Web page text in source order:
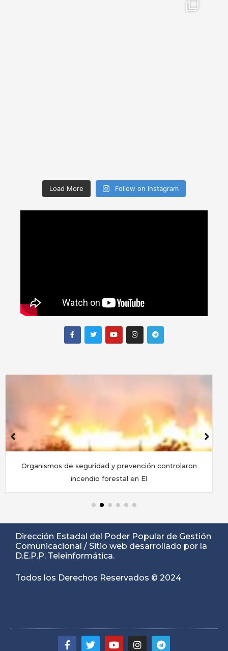
Load More Follow on Instagram
Organismos de seguridad y prevención controlaron
incendio forestal en El
Dirección Estadal del Poder Popular de Gestión
Comunicacional / Sitio web desarrollado por la
D.E.P.P. Teleinformática.
Todos los Derechos Reservados © 2024